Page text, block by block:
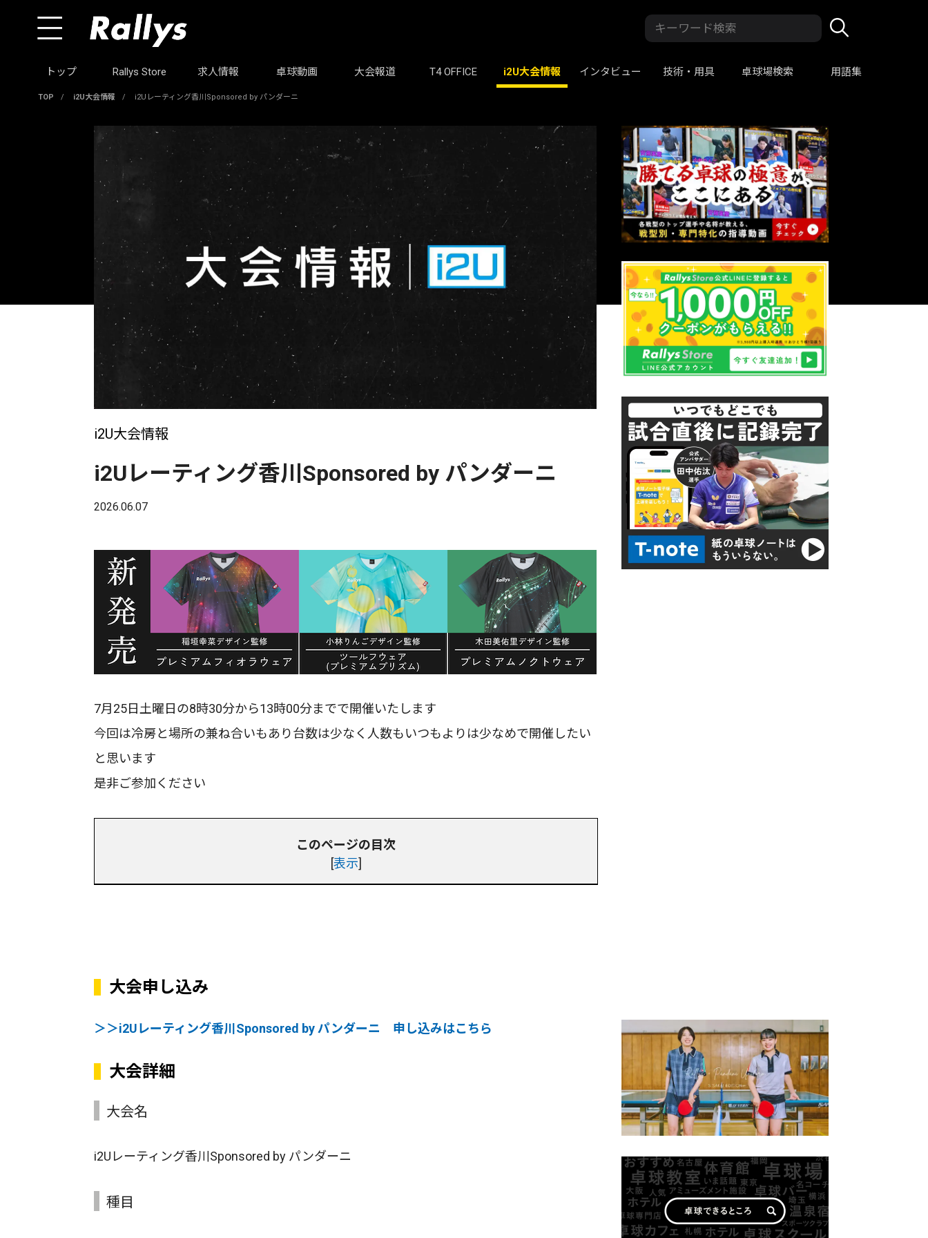
トップ Rallys Store 求人情報 卓球動画 大会報道 T4 OFFICE i2U大会情報 インタビュー 技術・用具 卓球場検索 用語集
TOP / i2U大会情報 / i2Uレーティング香川Sponsored by パンダーニ
i2U大会情報
i2Uレーティング香川Sponsored by パンダーニ
2026.06.07
7月25日土曜日の8時30分から13時00分までで開催いたします
今回は冷房と場所の兼ね合いもあり台数は少なく人数もいつもよりは少なめで開催したい
と思います
是非ご参加ください
このページの目次
[表示]
大会申し込み
＞＞i2Uレーティング香川Sponsored by パンダーニ 申し込みはこちら
大会詳細
大会名
i2Uレーティング香川Sponsored by パンダーニ
種目